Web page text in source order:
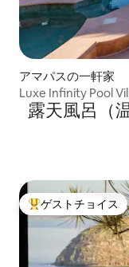
アマパスの一軒家
Luxe Infinity Pool
露天風呂（
大好評のゲストチ
ゲストチョイス